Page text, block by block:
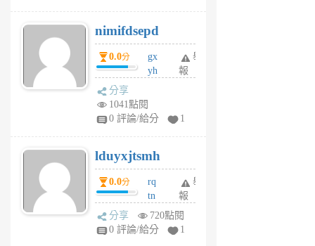
U
5
個
月
nimifdsepd
0.0分
gx
yh
jl
月
前
舉
報
分享
1041點閱
0 評論/給分
1
lduyxjtsmh
0.0分
rq
tn
jt
gl
舉
報
分享
720點閱
0 評論/給分
1